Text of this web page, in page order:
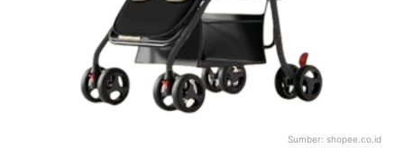
Sumber: shopee.co.id